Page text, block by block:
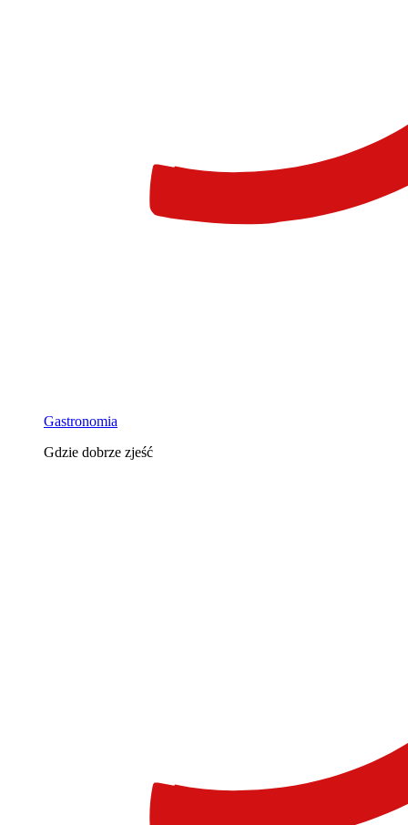
Gastronomia
Gdzie dobrze zjeść